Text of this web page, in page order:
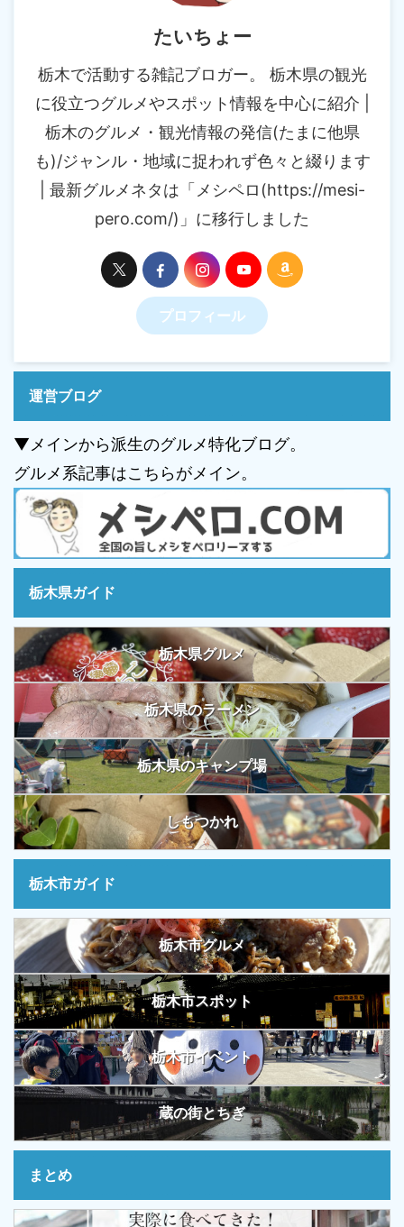
たいちょー
栃木で活動する雑記ブロガー。 栃木県の観光
に役立つグルメやスポット情報を中心に紹介 |
栃木のグルメ・観光情報の発信(たまに他県
も)/ジャンル・地域に捉われず色々と綴ります
| 最新グルメネタは「メシペロ(https://mesi-
pero.com/)」に移行しました
プロフィール
運営ブログ
▼メインから派生のグルメ特化ブログ。
グルメ系記事はこちらがメイン。
栃木県ガイド
栃木県グルメ
栃木県のラーメン
栃木県のキャンプ場
しもつかれ
栃木市ガイド
栃木市グルメ
栃木市スポット
栃木市イベント
蔵の街とちぎ
まとめ